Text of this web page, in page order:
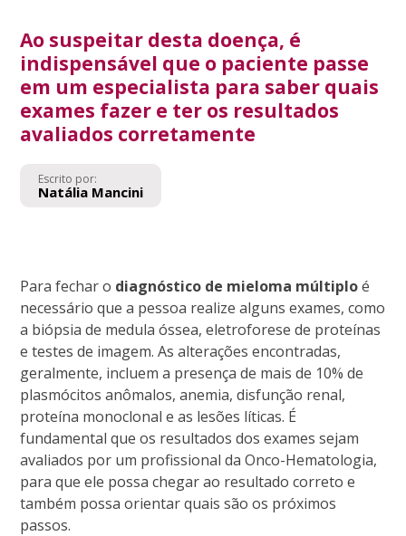
Ao suspeitar desta doença, é
indispensável que o paciente passe
em um especialista para saber quais
exames fazer e ter os resultados
avaliados corretamente
Escrito por:
Natália Mancini
Para fechar o diagnóstico de mieloma múltiploé
necessário que a pessoa realize alguns exames, como
a biópsia de medula óssea, eletroforese de proteínas
e testes de imagem. As alterações encontradas,
geralmente, incluem a presença de mais de 10% de
plasmócitos anômalos, anemia, disfunção renal,
proteína monoclonal e as lesões líticas. É
fundamental que os resultados dos exames sejam
avaliados por um profissional da Onco-Hematologia,
para que ele possa chegar ao resultado correto e
também possa orientar quais são os próximos
passos.